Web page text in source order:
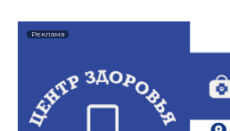
Реклама